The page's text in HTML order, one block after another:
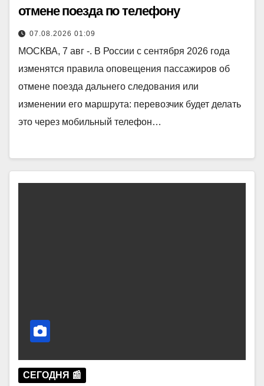
отмене поезда по телефону
07.08.2026 01:09
МОСКВА, 7 авг -. В России с сентября 2026 года
изменятся правила оповещения пассажиров об
отмене поезда дальнего следования или
изменении его маршрута: перевозчик будет делать
это через мобильный телефон…
СЕГОДНЯ 📰